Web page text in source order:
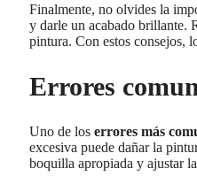
Finalmente, no olvides la
y darle un acabado brillante.
pintura. Con estos consejos,
Errores
Uno de los errores más
excesiva puede dañar la
boquilla apropiada y ajustar